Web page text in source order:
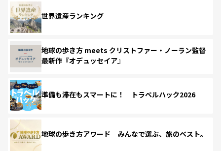
世界遺産ランキング
地球の歩き方 meets クリストファー・ノーラン監督
最新作『オデュッセイア』
準備も滞在もスマートに！ トラベルハック2026
地球の歩き方アワード みんなで選ぶ、旅のベスト。